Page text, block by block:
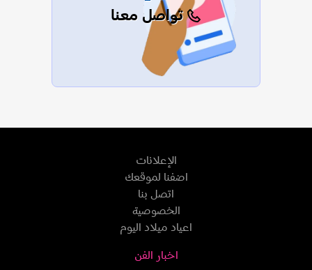
تواصل معنا
الإعلانات
اضفنا لموقعك
اتصل بنا
الخصوصية
اعياد ميلاد اليوم
اخبار الفن